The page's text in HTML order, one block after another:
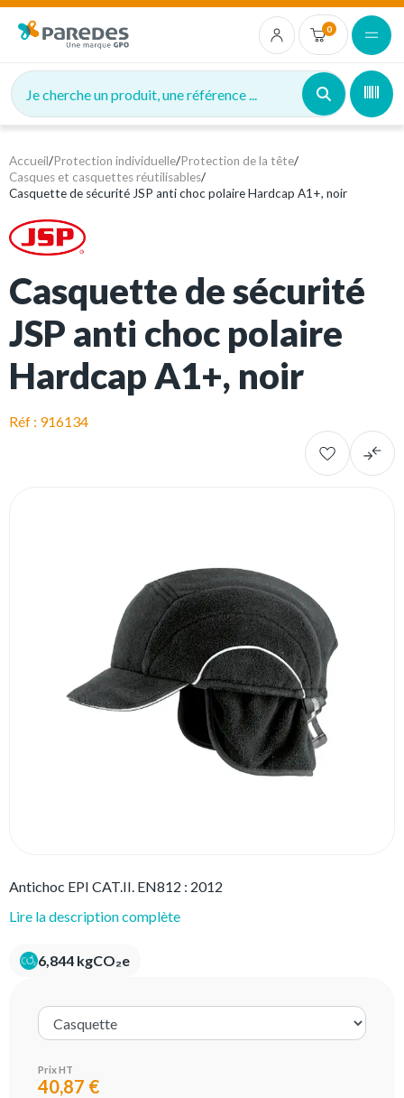
0
Je cherche un produit, une référence ...
Accueil/Protection individuelle/Protection de la tête/
Casques et casquettes réutilisables/
Casquette de sécurité JSP anti choc polaire Hardcap A1+, noir
Casquette de sécurité
JSP anti choc polaire
Hardcap A1+, noir
Réf : 916134
Antichoc EPI CAT.II. EN812 : 2012
Lire la description complète
6,844 kgCO₂e
Prix HT
40,87 €